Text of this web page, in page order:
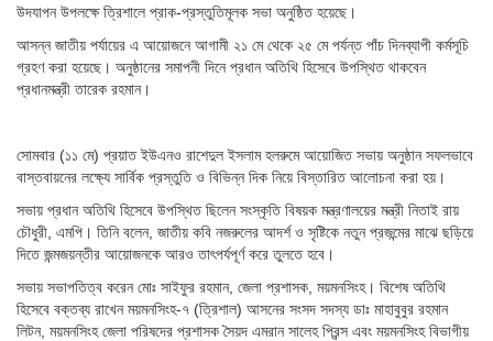
উদযাপন উপলক্ষে ত্রিশালে প্রাক-প্রস্তুতিমূলক সভা অনুষ্ঠিত হয়েছে।
আসন্ন জাতীয় পর্যায়ের এ আয়োজনে আগামী ২১ মে থেকে ২৫ মে পর্যন্ত পাঁচ দিনব্যাপী কর্মসূচি
গ্রহণ করা হয়েছে। অনুষ্ঠানের সমাপনী দিনে প্রধান অতিথি হিসেবে উপস্থিত থাকবেন
প্রধানমন্ত্রী তারেক রহমান।
সোমবার (১১ মে) প্রয়াত ইউএনও রাশেদুল ইসলাম হলরুমে আয়োজিত সভায় অনুষ্ঠান সফলভাবে
বাস্তবায়নের লক্ষ্যে সার্বিক প্রস্তুতি ও বিভিন্ন দিক নিয়ে বিস্তারিত আলোচনা করা হয়।
সভায় প্রধান অতিথি হিসেবে উপস্থিত ছিলেন সংস্কৃতি বিষয়ক মন্ত্রণালয়ের মন্ত্রী নিতাই রায়
চৌধুরী, এমপি। তিনি বলেন, জাতীয় কবি নজরুলের আদর্শ ও সৃষ্টিকে নতুন প্রজন্মের মাঝে ছড়িয়ে
দিতে জন্মজয়ন্তীর আয়োজনকে আরও তাৎপর্যপূর্ণ করে তুলতে হবে।
সভায় সভাপতিত্ব করেন মোঃ সাইফুর রহমান, জেলা প্রশাসক, ময়মনসিংহ। বিশেষ অতিথি
হিসেবে বক্তব্য রাখেন ময়মনসিংহ-৭ (ত্রিশাল) আসনের সংসদ সদস্য ডাঃ মাহাবুবুর রহমান
লিটন, ময়মনসিংহ জেলা পরিষদের প্রশাসক সৈয়দ এমরান সালেহ প্রিন্স এবং ময়মনসিংহ বিভাগীয়